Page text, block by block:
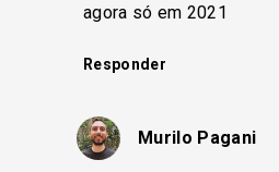
agora só em 2021
Responder
Murilo Pagani